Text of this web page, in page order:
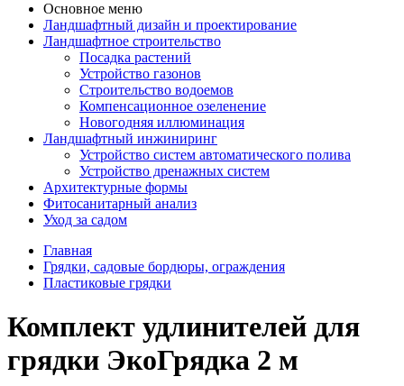
Основное меню
Ландшафтный дизайн и проектирование
Ландшафтное строительство
Посадка растений
Устройство газонов
Строительство водоемов
Компенсационное озеленение
Новогодняя иллюминация
Ландшафтный инжиниринг
Устройство систем автоматического полива
Устройство дренажных систем
Aрхитектурные формы
Фитосанитарный анализ
Уход за садом
Главная
Грядки, садовые бордюры, ограждения
Пластиковые грядки
Комплект удлинителей для
грядки ЭкоГрядка 2 м